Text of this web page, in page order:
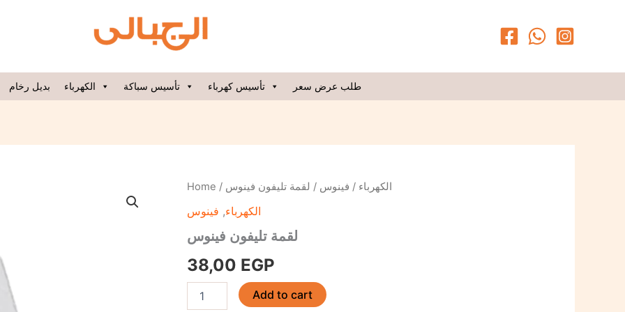
بديل رخام الكهرباء تأسيس سباكة تأسيس كهرباء طلب عرض سعر
Home / الكهرباء / فينوس / لقمة تليفون فينوس
الكهرباء, فينوس
لقمة تليفون فينوس
38,00 EGP
لقمة
فينوس
Add to cart